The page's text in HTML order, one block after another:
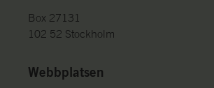
Box 27131
102 52 Stockholm
Webbplatsen